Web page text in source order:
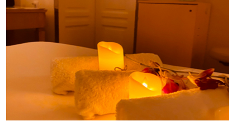
东方养生哲学之休闲spa
日式SPA是我们对东方养生哲学的致敬。我们的日式
SPA区域装饰以传统的日式风格，提供包括日式指压、
热石按摩等服务。在这里，您可以体验到日本传统的养
生文化，享受身心的和谐统一。